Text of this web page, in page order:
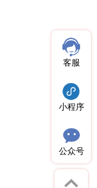
客服
小程序
公众号